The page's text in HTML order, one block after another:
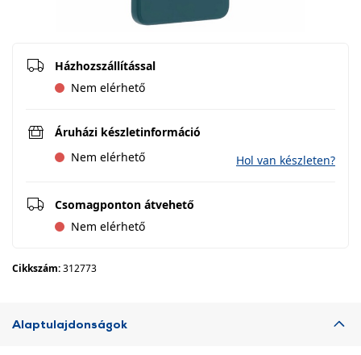
Házhozszállítással
Nem elérhető
Áruházi készletinformáció
Nem elérhető
Hol van készleten?
Csomagponton átvehető
Nem elérhető
Cikkszám:312773
Alaptulajdonságok